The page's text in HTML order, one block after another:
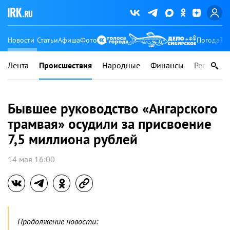
Новости СтатьиАфишаФото Погода
Лента Происшествия Народные Финансы Регионы
Бывшее руководство «Ангарского
трамвая» осудили за присвоение
7,5 миллиона рублей
14 мая 16:00
Продолжение новости: